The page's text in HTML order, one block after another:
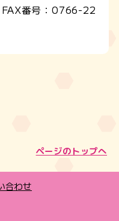
FAX番号：0766-22
ページのトップへ
合わせ